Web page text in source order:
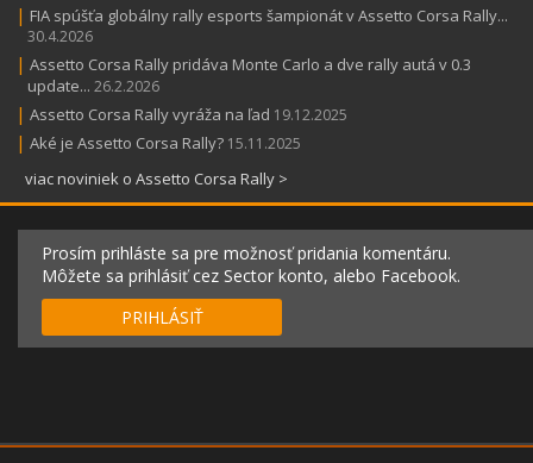
| FIA spúšťa globálny rally esports šampionát v Assetto Corsa Rally...
30.4.2026
| Assetto Corsa Rally pridáva Monte Carlo a dve rally autá v 0.3
update... 26.2.2026
| Assetto Corsa Rally vyráža na ľad 19.12.2025
| Aké je Assetto Corsa Rally? 15.11.2025
viac noviniek o Assetto Corsa Rally >
Prosím prihláste sa pre možnosť pridania komentáru.
Môžete sa prihlásiť cez Sector konto, alebo Facebook.
PRIHLÁSIŤ